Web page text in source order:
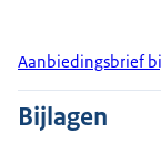
Aanbiedingsbrief
Bijlagen